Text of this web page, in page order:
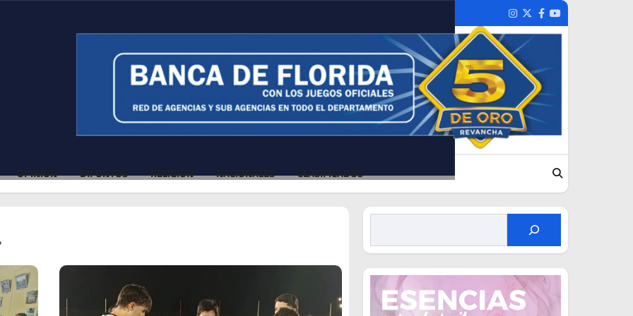
Instagram
TwitterFacebook
Youtube
OPINIÓN DIFUNTOS RELIGIÓN NACIONALES CLASIFICADOS